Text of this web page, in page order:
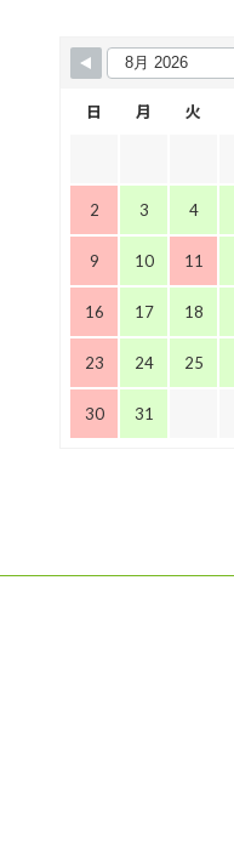
日 月 火
2 3 4
9 10 11
16 17 18
23 24 25
30 31